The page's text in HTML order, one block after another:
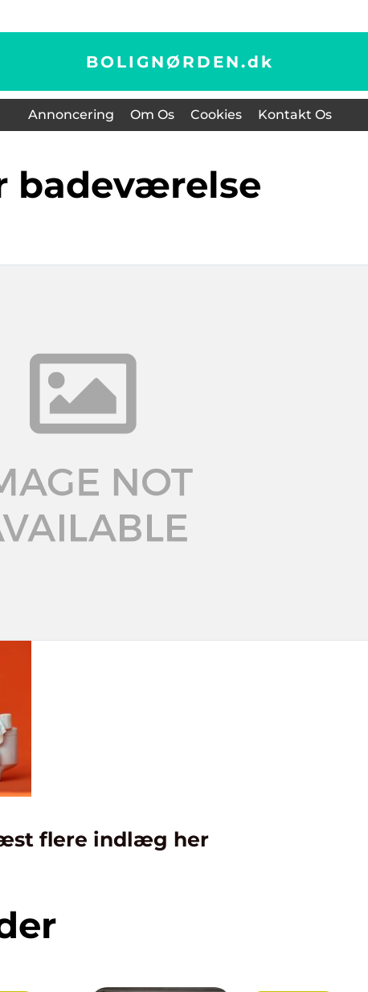
BOLIGNØRDEN.dk
Annoncering Om Os Cookies Kontakt Os
badeværelse
flere indlæg her